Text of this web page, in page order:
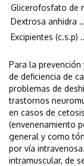
Glicerofosfato de
Dextrosa anhidra
Excipientes (c.s.p)
Para la
de deficiencia de
problemas de
trastornos
en casos de
(envenenamiento
general y como
por vía
intramuscular, de